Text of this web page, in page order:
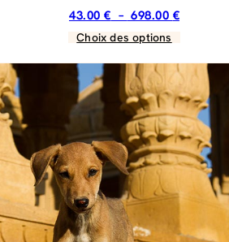
43.00 € – 698.00 €Plage
43.00 €
à
698.00 €
Choix des options
Ce
produit
a
plusieurs
variations.
Les
options
peuvent
être
choisies
sur
la